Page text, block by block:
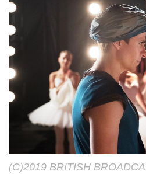
(C)2019 BRITISH